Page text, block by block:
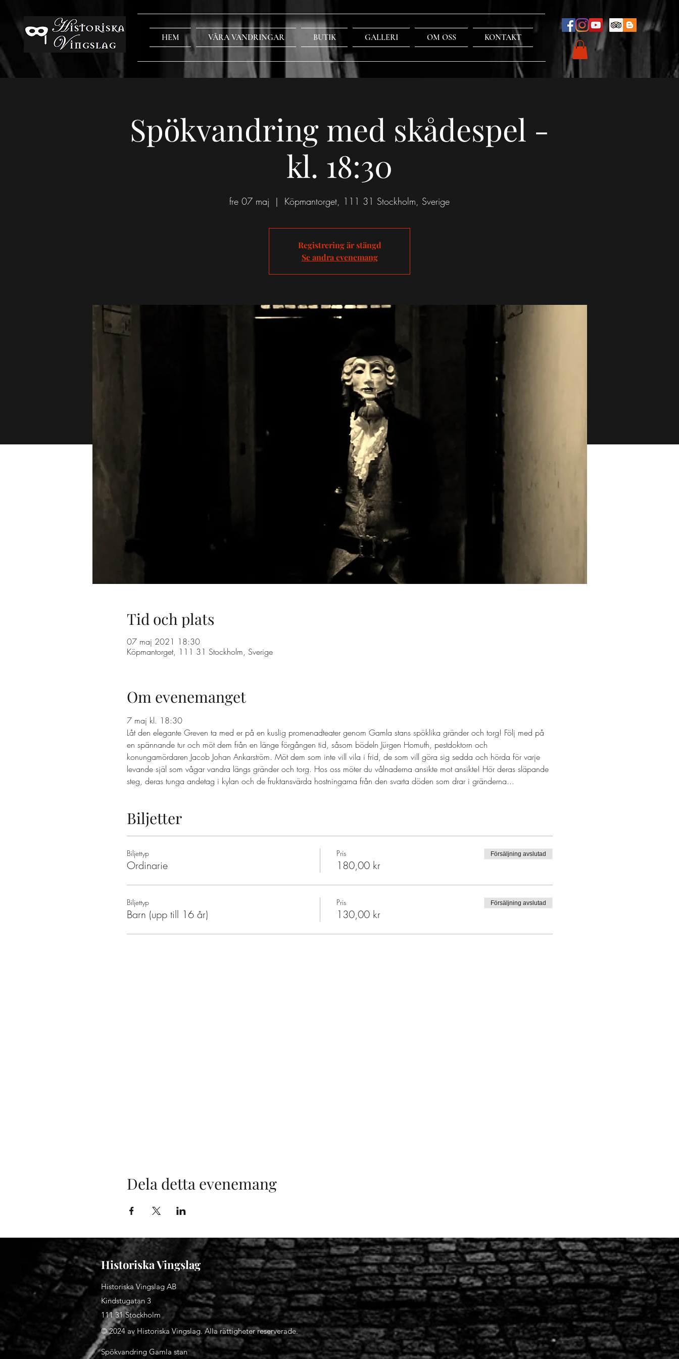
HEM VÅRA VANDRINGAR BUTIK GALLERI OM OSS KONTAKT
Spökvandring med skådespel -
kl. 18:30
fre 07 maj
  |
Köpmantorget, 111 31 Stockholm, Sverige
Registrering är stängd
Se andra evenemang
Tid och plats
07 maj 2021 18:30
Köpmantorget, 111 31 Stockholm, Sverige
Om evenemanget
7 maj kl. 18:30
Låt den elegante Greven ta med er på en kuslig promenadteater genom Gamla stans spöklika gränder och torg! Följ med på
en spännande tur och möt dem från en länge förgången tid, såsom bödeln Jürgen Homuth, pestdoktorn och
konungamördaren Jacob Johan Ankarström. Möt dem som inte vill vila i frid, de som vill göra sig sedda och hörda för varje
levande själ som vågar vandra längs gränder och torg. Hos oss möter du vålnaderna ansikte mot ansikte! Hör deras släpande
steg, deras tunga andetag i kylan och de fruktansvärda hostningarna från den svarta döden som drar i gränderna...
Biljetter
Biljettyp
Ordinarie
Pris
180,00 kr
Försäljning avslutad
Biljettyp
Barn (upp till 16 år)
Pris
130,00 kr
Försäljning avslutad
Dela detta evenemang
Historiska Vingslag
Historiska Vingslag AB
Kindstugatan 3
111 31 Stockholm
© 2024 av Historiska Vingslag. Alla rättigheter reserverade.
Spökvandring Gamla stan